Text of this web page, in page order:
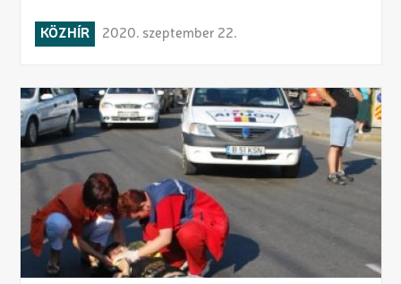
KÖZHÍR 2020. szeptember 22.